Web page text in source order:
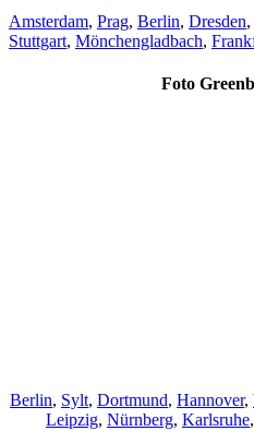
Amsterdam, Prag, Berlin, Dresden,
Stuttgart, Mönchengladbach,
Foto
Berlin, Sylt, Dortmund, Hannover,
Leipzig, Nürnberg, Karlsruhe,